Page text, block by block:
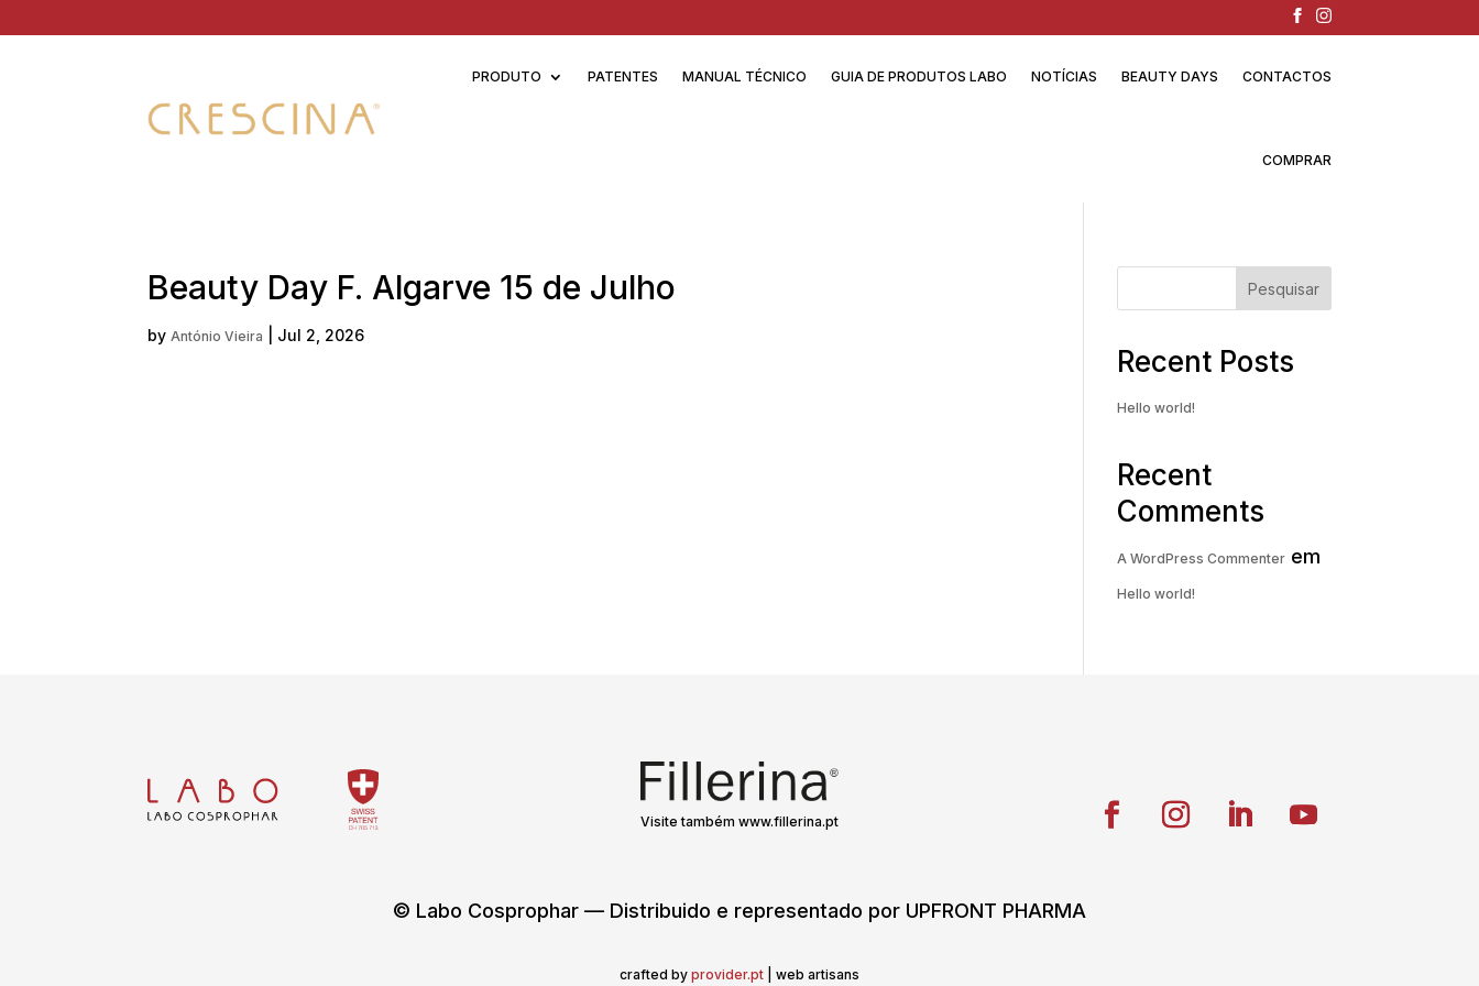
PRODUTO PATENTES MANUAL TÉCNICO GUIA DE PRODUTOS LABO NOTÍCIAS BEAUTY DAYS CONTACTOS
COMPRAR
Beauty Day F. Algarve 15 de Julho
by António Vieira Jul 2, 2026
Pesquisar
Recent Posts
Hello world!
Recent
Comments
A WordPress Commenter em
Hello world!
Visite também www.fillerina.pt
© Labo Cosprophar — Distribuido e representado por UPFRONT PHARMA
crafted by provider.pt | web artisans